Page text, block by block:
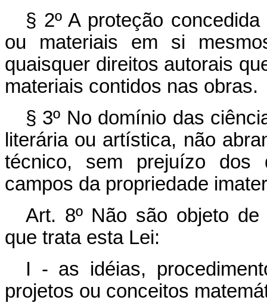
§ 2º A proteção
ou materiais em si
quaisquer direitos autorais
materiais contidos nas obras.
§ 3º No domínio das
literária ou artística, não
técnico, sem prejuízo dos
campos da propriedade
Art. 8º Não são objeto
que trata esta Lei:
I - as idéias,
projetos ou conceitos